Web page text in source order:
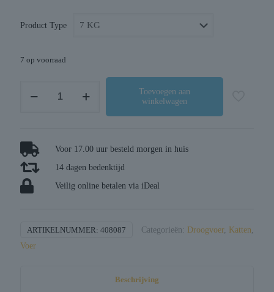
Product Type
7 op voorraad
turkey
no
grain
aantal
Toevoegen aan
winkelwagen
Voor 17.00 uur besteld morgen in huis
14 dagen bedenktijd
Veilig online betalen via iDeal
ARTIKELNUMMER: 408087 Categorieën: Droogvoer, Katten,
Voer
Beschrijving